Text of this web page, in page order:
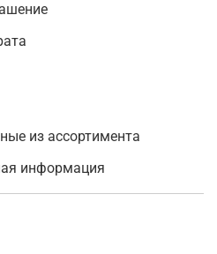
из ассортимента
информация